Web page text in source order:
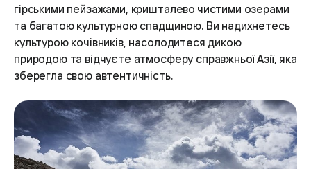
гірськими пейзажами, кришталево чистими озерами
та багатою культурною спадщиною. Ви надихнетесь
культурою кочівників, насолодитеся дикою
природою та відчуєте атмосферу справжньої Азії, яка
зберегла свою автентичність.